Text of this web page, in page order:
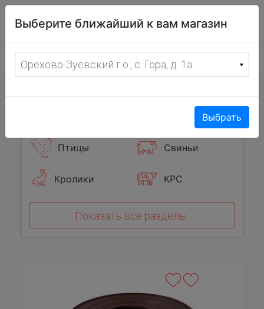
фермерских
товаров
с 8:00 до 19:00 ежедневно
Птицы Свиньи
Кролики КРС
Показать все разделы
Выберите ближайший к вам магазин
Орехово-Зуевский г.о., с. Гора, д. 1а
Выбрать